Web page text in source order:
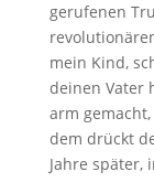
gerufenen
mein Kind,
deinen Vater
arm
dem drückt
Jahre später,